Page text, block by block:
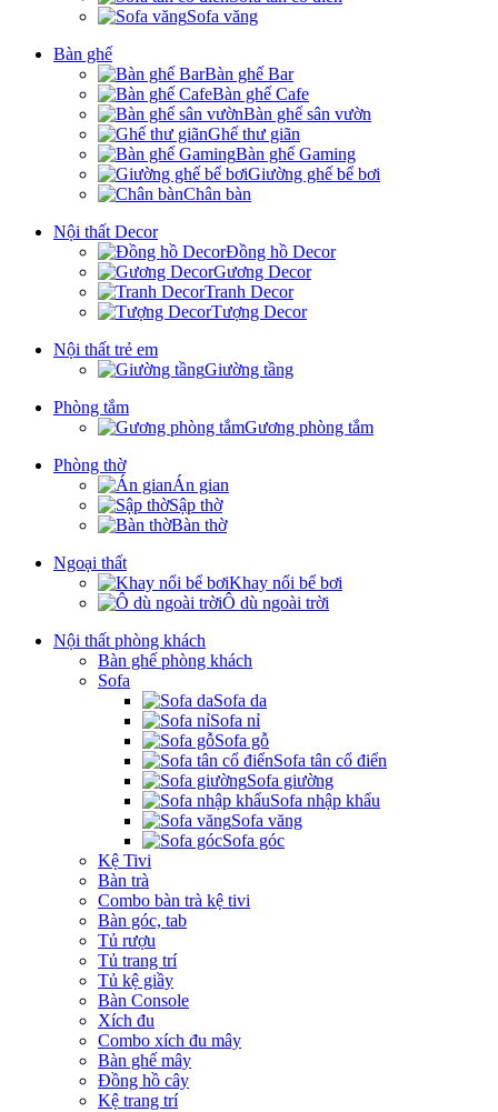
Sofa văng
Bàn ghế
Bàn ghế Bar
Bàn ghế Cafe
Bàn ghế sân vườn
Ghế thư giãn
Bàn ghế Gaming
Giường ghế bể bơi
Chân bàn
Nội thất Decor
Đồng hồ Decor
Gương Decor
Tranh Decor
Tượng Decor
Nội thất trẻ em
Giường tầng
Phòng tắm
Gương phòng tắm
Phòng thờ
Án gian
Sập thờ
Bàn thờ
Ngoại thất
Khay nổi bể bơi
Ô dù ngoài trời
Nội thất phòng khách
Bàn ghế phòng khách
Sofa
Sofa da
Sofa nỉ
Sofa gỗ
Sofa tân cổ điển
Sofa giường
Sofa nhập khẩu
Sofa văng
Sofa góc
Kệ Tivi
Bàn trà
Combo bàn trà kệ tivi
Bàn góc, tab
Tủ rượu
Tủ trang trí
Tủ kệ giầy
Bàn Console
Xích đu
Combo xích đu mây
Bàn ghế mây
Đồng hồ cây
Kệ trang trí